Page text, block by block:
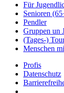
Für
Senioren
Pendler
Gruppen un
(Tages-)
Menschen
Profis
Datenschutz